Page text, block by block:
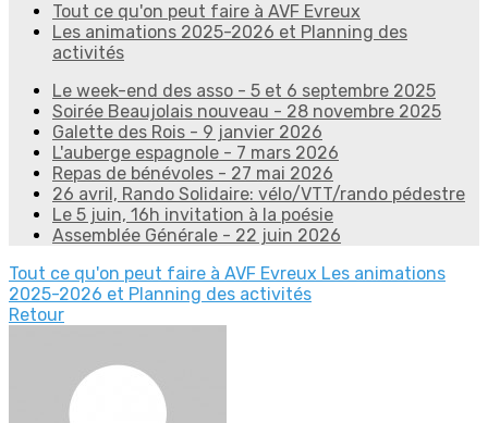
Tout ce qu'on peut faire à AVF Evreux
Les animations 2025-2026 et Planning des
activités
Le week-end des asso - 5 et 6 septembre 2025
Soirée Beaujolais nouveau - 28 novembre 2025
Galette des Rois - 9 janvier 2026
L'auberge espagnole - 7 mars 2026
Repas de bénévoles - 27 mai 2026
26 avril, Rando Solidaire: vélo/VTT/rando pédestre
Le 5 juin, 16h invitation à la poésie
Assemblée Générale - 22 juin 2026
Tout ce qu'on peut faire à AVF Evreux Les animations
2025-2026 et Planning des activités
Retour